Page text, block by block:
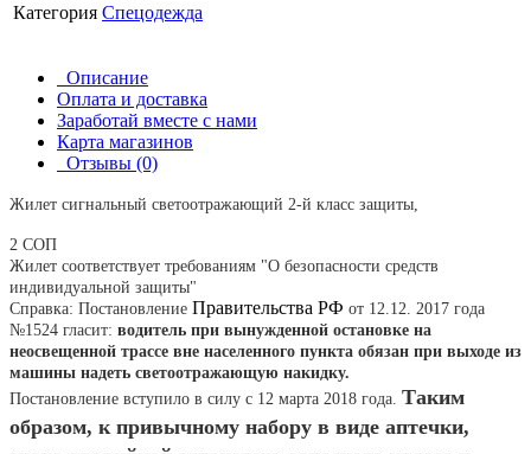
Категория Спецодежда
Описание
Оплата и доставка
Заработай вместе с нами
Карта магазинов
Отзывы (0)
Жилет сигнальный светоотражающий 2-й класс защиты,
2 СОП
Жилет соответствует требованиям "О безопасности средств
индивидуальной защиты"
Справка: Постановление Правительства РФ от 12.12. 2017 года
№1524 гласит: водитель при вынужденной остановке на
неосвещенной трассе вне населенного пункта обязан при выходе из
машины надеть светоотражающую накидку.
Постановление вступило в силу с 12 марта 2018 года. Таким
образом, к привычному набору в виде аптечки,